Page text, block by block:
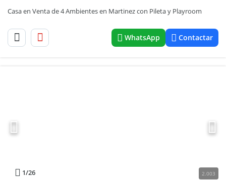
Casa en Venta de 4 Ambientes en Martinez con Pileta y Playroom
WhatsApp Contactar
1/26 2.003